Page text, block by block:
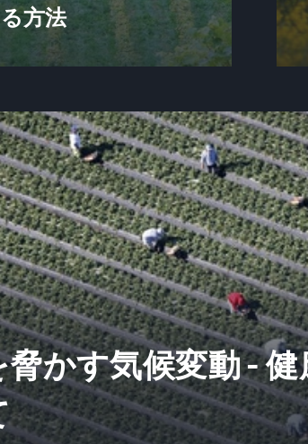
方法
脅かす気候変動 -